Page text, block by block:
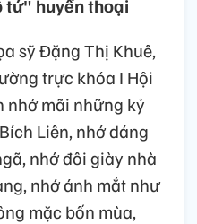
tứ" huyền thoại
sỹ Đặng Thị Khuê,
trực khóa I Hội
nhớ mãi những kỷ
Liên, nhớ dáng
nhớ đôi giày nhà
nhớ ánh mắt như
mặc bốn mùa,